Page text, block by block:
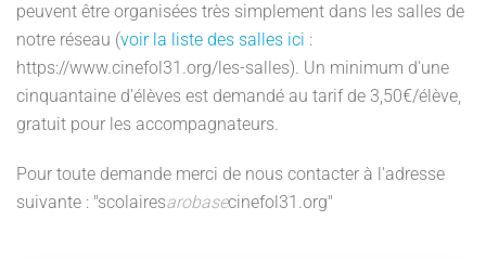
peuvent être organisées très simplement dans les salles de
notre réseau (voir la liste des salles ici :
https://www.cinefol31.org/les-salles). Un minimum d'une
cinquantaine d'élèves est demandé au tarif de 3,50€/élève,
gratuit pour les accompagnateurs.
Pour toute demande merci de nous contacter à l'adresse
suivante : "scolairesarobasecinefol31.org"